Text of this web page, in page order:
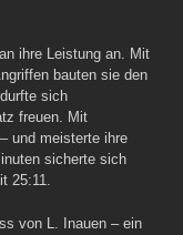
ihre Leistung an. Mit
bauten sie den
sich
freuen. Mit
und meisterte ihre
sicherte sich
25:11.
von L. Inauen – ein